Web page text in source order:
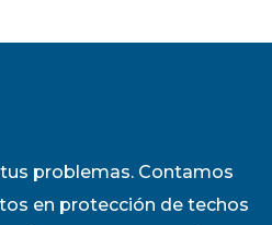
problemas. Contamos
en protección de techos